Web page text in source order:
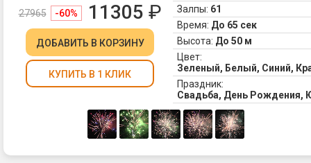
27965 -60% 11305 ₽
ДОБАВИТЬ В КОРЗИНУ
КУПИТЬ В 1 КЛИК
Залпы: 61
Время: До 65 сек
Высота: До 50 м
Цвет:
Зеленый, Белый, Синий,
Праздник:
Свадьба, День Рождения,